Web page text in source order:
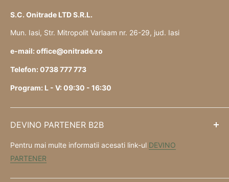
S.C. Onitrade LTD S.R.L.
Mun. Iasi, Str. Mitropolit Varlaam nr. 26-29, jud. Iasi
e-mail: office@onitrade.ro
Telefon: 0738 777 773
Program: L - V: 09:30 - 16:30
DEVINO PARTENER B2B
Pentru mai multe informatii acesati link-ul DEVINO
PARTENER